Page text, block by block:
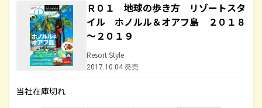
Ｒ０１ 地球の歩き方 リゾートスタ
イル ホノルル＆オアフ島 ２０１８
～２０１９
Resort Style
2017.10.04 発売
当社在庫切れ